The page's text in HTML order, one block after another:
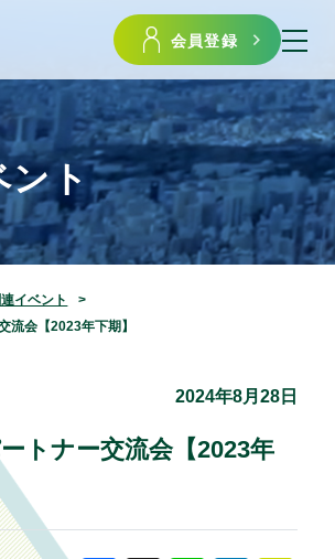
会員登録
ント
イベント
流会【2023年下期】
2024年8月28日
トナー交流会【2023年